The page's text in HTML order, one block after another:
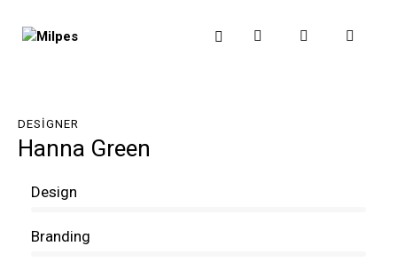
DESIGNER
Hanna Green
Design
Branding